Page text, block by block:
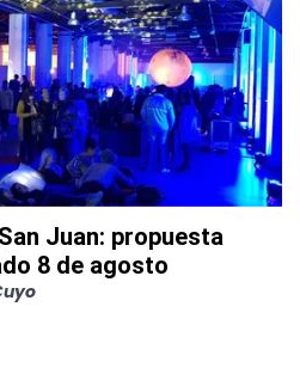
Juan: propuesta
8 de agosto